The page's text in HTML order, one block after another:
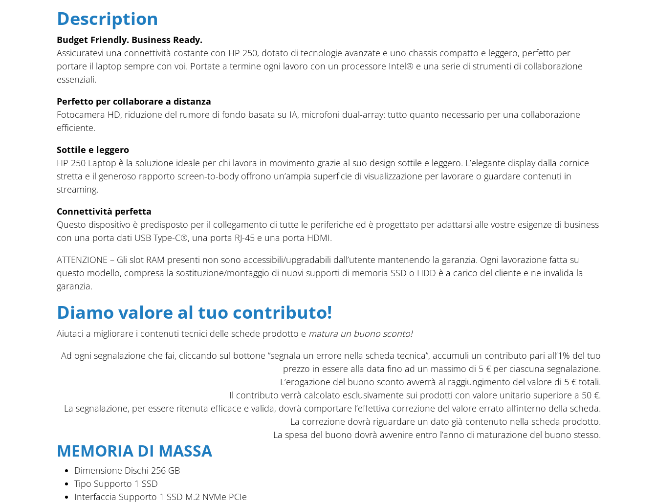
Description
Budget Friendly. Business Ready.
Assicuratevi una connettività costante con HP 250, dotato di tecnologie avanzate e uno chassis compatto e leggero, perfetto per
portare il laptop sempre con voi. Portate a termine ogni lavoro con un processore Intel® e una serie di strumenti di collaborazione
essenziali.
Perfetto per collaborare a distanza
Fotocamera HD, riduzione del rumore di fondo basata su IA, microfoni dual-array: tutto quanto necessario per una collaborazione
efficiente.
Sottile e leggero
HP 250 Laptop è la soluzione ideale per chi lavora in movimento grazie al suo design sottile e leggero. L’elegante display dalla cornice
stretta e il generoso rapporto screen-to-body offrono un’ampia superficie di visualizzazione per lavorare o guardare contenuti in
streaming.
Connettività perfetta
Questo dispositivo è predisposto per il collegamento di tutte le periferiche ed è progettato per adattarsi alle vostre esigenze di business
con una porta dati USB Type-C®, una porta RJ-45 e una porta HDMI.
ATTENZIONE – Gli slot RAM presenti non sono accessibili/upgradabili dall’utente mantenendo la garanzia. Ogni lavorazione fatta su
questo modello, compresa la sostituzione/montaggio di nuovi supporti di memoria SSD o HDD è a carico del cliente e ne invalida la
garanzia.
Diamo valore al tuo contributo!
Aiutaci a migliorare i contenuti tecnici delle schede prodotto e matura un buono sconto!
Ad ogni segnalazione che fai, cliccando sul bottone “segnala un errore nella scheda tecnica”, accumuli un contributo pari all’1% del tuo
prezzo in essere alla data fino ad un massimo di 5 € per ciascuna segnalazione.
L’erogazione del buono sconto avverrà al raggiungimento del valore di 5 € totali.
Il contributo verrà calcolato esclusivamente sui prodotti con valore unitario superiore a 50 €.
La segnalazione, per essere ritenuta efficace e valida, dovrà comportare l’effettiva correzione del valore errato all’interno della scheda.
La correzione dovrà riguardare un dato già contenuto nella scheda prodotto.
La spesa del buono dovrà avvenire entro l’anno di maturazione del buono stesso.
MEMORIA DI MASSA
Dimensione Dischi 256 GB
Tipo Supporto 1 SSD
Interfaccia Supporto 1 SSD M.2 NVMe PCIe